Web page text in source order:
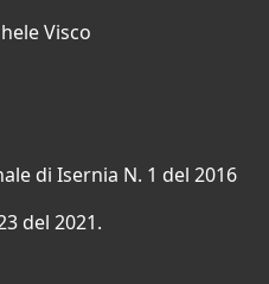
Visco
di Isernia N. 1 del 2016
del 2021.